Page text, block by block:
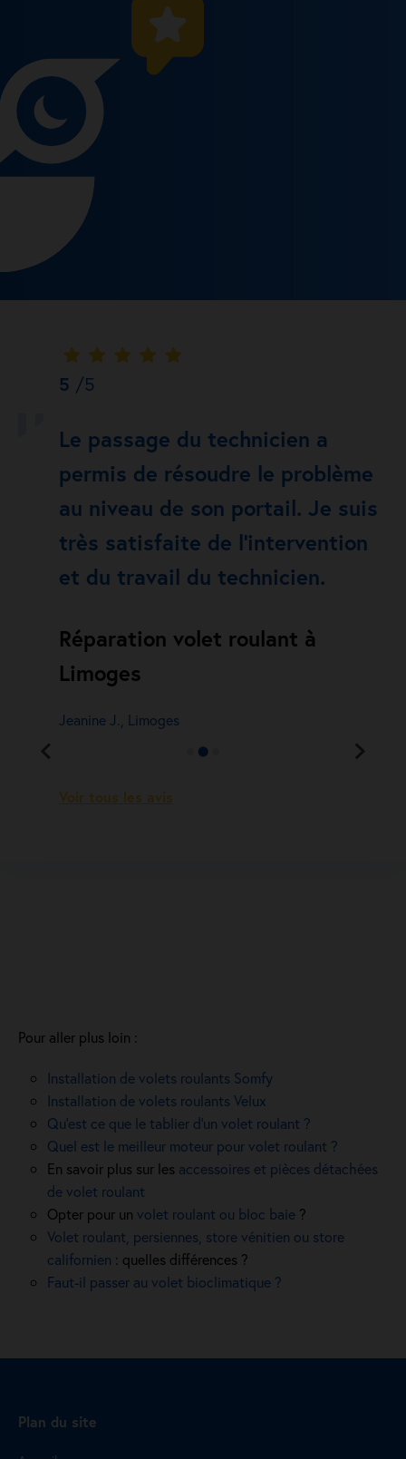
5 /5
Le passage du technicien a
permis de résoudre le problème
au niveau de son portail. Je suis
très satisfaite de l’intervention
et du travail du technicien.
Réparation volet roulant à
Limoges
Jeanine J., Limoges
Voir tous les avis
Pour aller plus loin :
Installation de volets roulants Somfy
Installation de volets roulants Velux
Qu’est ce que le tablier d’un volet roulant ?
Quel est le meilleur moteur pour volet roulant ?
En savoir plus sur les accessoires et pièces détachées
de volet roulant
Opter pour un volet roulant ou bloc baie ?
Volet roulant, persiennes, store vénitien ou store
californien : quelles différences ?
Faut-il passer au volet bioclimatique ?
Plan du site